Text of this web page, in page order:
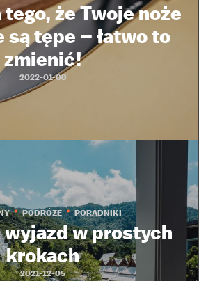
że Twoje noże
są tępe – łatwo to
zmienić!
2022-01-08
PODRÓŻE PORADNIKI
wyjazd w prostych
krokach
2021-12-05